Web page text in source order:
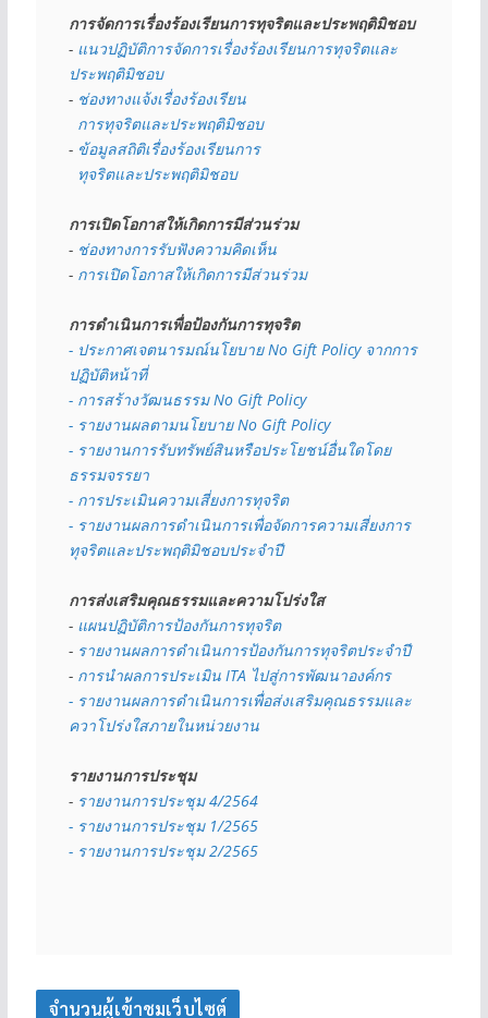
การจัดการเรื่องร้องเรียนการทุจริตและประพฤติมิชอบ
- แนวปฏิบัติการจัดการเรื่องร้องเรียนการทุจริตและ
ประพฤติมิชอบ
- ช่องทางแจ้งเรื่องร้องเรียน
  การทุจริตและประพฤติมิชอบ
- ข้อมูลสถิติเรื่องร้องเรียนการ
  ทุจริตและประพฤติมิชอบ
การเปิดโอกาสให้เกิดการมีส่วนร่วม
- ช่องทางการรับฟังความคิดเห็น
- การเปิดโอกาสให้เกิดการมีส่วนร่วม
การดำเนินการเพื่อป้องกันการทุจริต
- ประกาศเจตนารมณ์นโยบาย No Gift Policy จากการ
ปฏิบัติหน้าที่
- การสร้างวัฒนธรรม No Gift Policy
- รายงานผลตามนโยบาย No Gift Policy
- รายงานการรับทรัพย์สินหรือประโยชน์อื่นใดโดย
ธรรมจรรยา
- การประเมินความเสี่ยงการทุจริต
- รายงานผลการดำเนินการเพื่อจัดการความเสี่ยงการ
ทุจริตและประพฤติมิชอบประจำปี
การส่งเสริมคุณธรรมและความโปร่งใส
- แผนปฏิบัติการป้องกันการทุจริต
- รายงานผลการดำเนินการป้องกันการทุจริตประจำปี
- การนำผลการประเมิน ITA ไปสู่การพัฒนาองค์กร
- รายงานผลการดำเนินการเพื่อส่งเสริมคุณธรรมและ
ควาโปร่งใสภายในหน่วยงาน
รายงานการประชุม
- รายงานการประชุม 4/2564
- รายงานการประชุม 1/2565
- รายงานการประชุม 2/2565
จำนวนผู้เข้าชมเว็บไซต์